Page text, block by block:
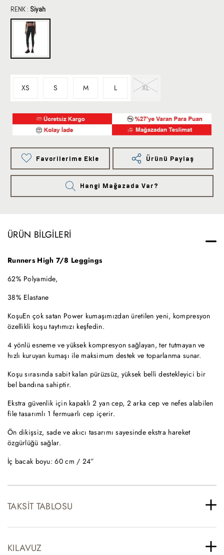
RENK : Siyah
XS S M L XL
Favorilerime Ekle Ürünü Paylaş
Hangi Mağazada Var?
ÜRÜN BILGILERI
Runners High 7/8 Leggings
62% Polyamide,
38% Elastane
KoşuEn çok satan Power kumaşımızdan üretilen yeni, kompresyon
özellikli koşu taytımızı keşfedin.
4 yönlü esneme ve yüksek kompresyon sağlayan, ter tutmayan ve
hızlı kuruyan kumaşı ile maksimum destek ve toparlanma sunar.
Koşu sırasında sabit kalan pürüzsüz, yüksek belli destekleyici bir
bel bandına sahiptir.
Ekstra güvenlik için kapaklı 2 yan cep, 2 arka cep ve nefes alabilen
file tasarımlı 1 fermuarlı cep içerir.
Ön dikişsiz, sade ve akıcı tasarımı sayesinde ekstra hareket
özgürlüğü sağlar.
İç bacak boyu: 60 cm / 24”
TAKSIT TABLOSU
KILAVUZ